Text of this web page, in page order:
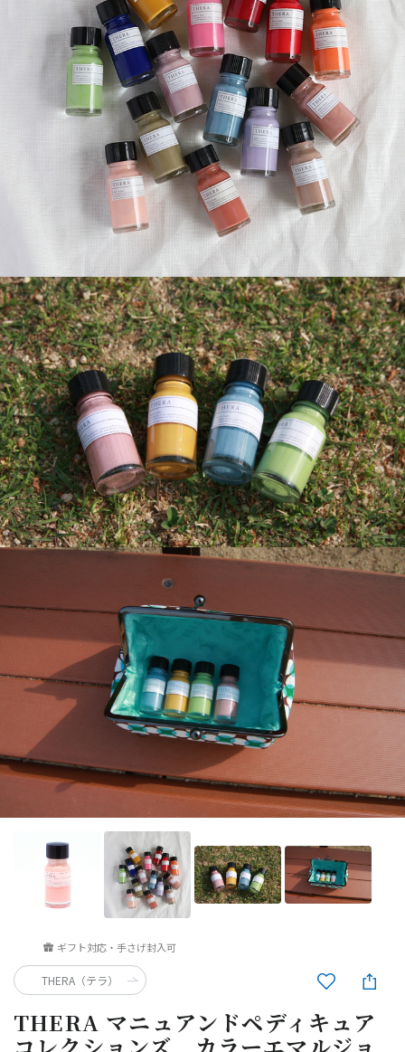
THERA マニュアンドペディキュア
ギフト対応・手さげ封入可
THERA（テラ）